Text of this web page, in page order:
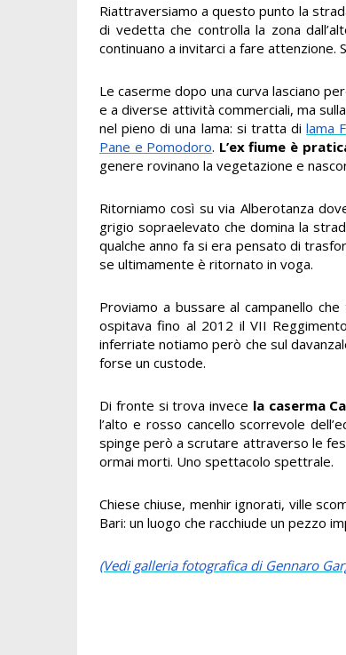
Riattraversiamo a questo punto la
di vedetta che controlla la zona
continuano a invitarci a fare attenzione.
Le caserme dopo una curva lasciano
e a diverse attività commerciali, ma
nel pieno di una lama: si tratta dilama
Pane e Pomodoro. L’ex fiume è
genere rovinano la vegetazione e
Ritorniamo così su via Alberotanza
grigio sopraelevato che domina la
qualche anno fa si era pensato di
se ultimamente è ritornato in voga.
Proviamo a bussare al campanello
ospitava fino al 2012 il VII
inferriate notiamo però che sul
forse un custode.
Di fronte si trova invece la caserma
l’alto e rosso cancello scorrevole
spinge però a scrutare attraverso le
ormai morti. Uno spettacolo spettrale.
Chiese chiuse, menhir ignorati, ville
Bari: un luogo che racchiude un pezzo
(Vedi galleria fotografica di Gennaro